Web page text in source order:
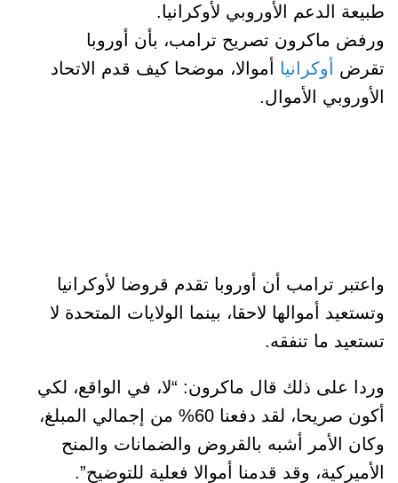
طبيعة الدعم الأوروبي لأوكرانيا.
ورفض ماكرون تصريح ترامب، بأن أوروبا
تقرض
أوكرانيا أموالا، موضحا كيف قدم الاتحاد
الأوروبي الأموال.
واعتبر ترامب أن أوروبا تقدم قروضا لأوكرانيا
وتستعيد أموالها لاحقا، بينما الولايات المتحدة لا
تستعيد ما تنفقه.
وردا على ذلك قال ماكرون: “لا، في الواقع، لكي
أكون صريحا، لقد دفعنا 60% من إجمالي المبلغ،
وكان الأمر أشبه بالقروض والضمانات والمنح
الأميركية، وقد قدمنا ​​أموالا فعلية للتوضيح”.